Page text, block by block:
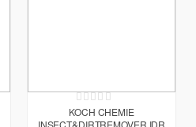
Rating:
0%
KOCH CHEMIE
INSECT&DIRTREMOVER IDR